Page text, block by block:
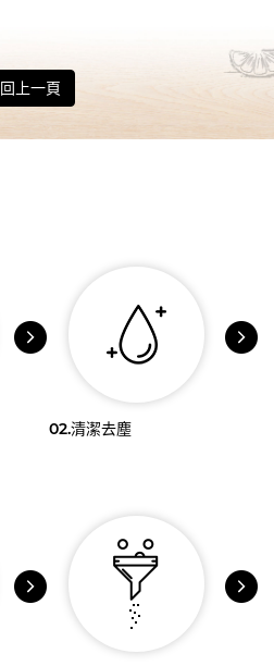
回上一頁
02.清潔去塵